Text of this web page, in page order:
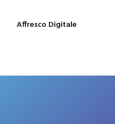
Affresco Digitale